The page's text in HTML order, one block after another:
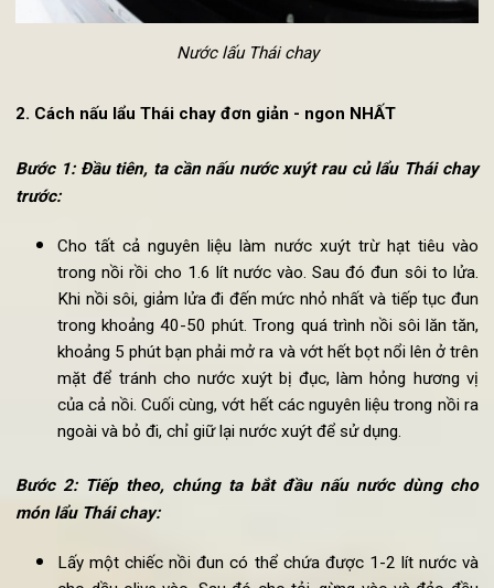
2. Cách nấu lẩu Thái chay đơn giản - ngon NHẤT
Bước 1: Đầu tiên, ta cần nấu nước xuýt rau củ lẩu Thái
trước:
Cho tất cả nguyên liệu làm nước xuýt trừ hạt tiêu
Khi nồi sôi, giảm lửa đi đến mức nhỏ nhất và tiếp tục
trong khoảng 40-50 phút. Trong quá trình nồi sôi lăn
mặt để tránh cho nước xuýt bị đục, làm hỏng hương